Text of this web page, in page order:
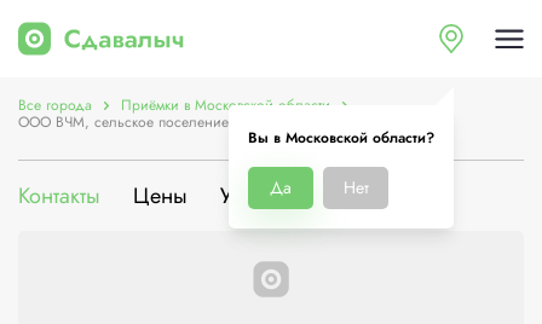
Вы в Московской области?
Да Нет
Все города Приёмки в Московской области
ООО ВЧМ, сельское поселение Ельдигинское
Контакты Цены Услуги О компании